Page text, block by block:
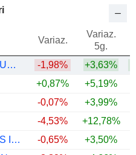
Variaz.
Variaz.
5g.
SIMPSON MANUFACTURING CO., INC. -1,98% +3,63%
+0,87% +5,19%
-0,07% +3,99%
-4,53% +12,78%
CARLISLE COMPANIES INCORPORATED
-0,65% +3,50%